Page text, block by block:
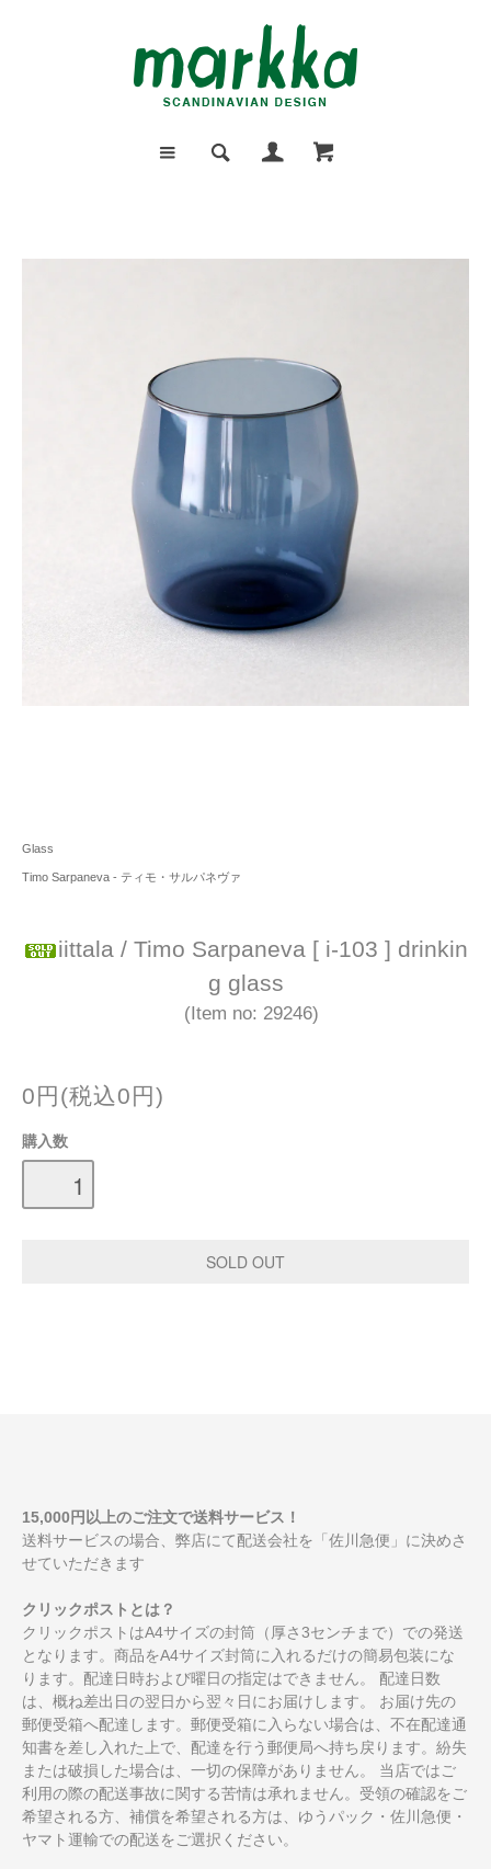
Glass
Timo Sarpaneva - ティモ・サルパネヴァ
iittala / Timo Sarpaneva [ i-103 ] drinkin
g glass
(Item no: 29246)
0円(税込0円)
購入数
15,000円以上のご注文で送料サービス！
送料サービスの場合、弊店にて配送会社を「佐川急便」に決めさ
せていただきます
クリックポストとは？
クリックポストはA4サイズの封筒（厚さ3センチまで）での発送
となります。商品をA4サイズ封筒に入れるだけの簡易包装にな
ります。配達日時および曜日の指定はできません。 配達日数
は、概ね差出日の翌日から翌々日にお届けします。 お届け先の
郵便受箱へ配達します。郵便受箱に入らない場合は、不在配達通
知書を差し入れた上で、配達を行う郵便局へ持ち戻ります。紛失
または破損した場合は、一切の保障がありません。 当店ではご
利用の際の配送事故に関する苦情は承れません。受領の確認をご
希望される方、補償を希望される方は、ゆうパック・佐川急便・
ヤマト運輸での配送をご選択ください。